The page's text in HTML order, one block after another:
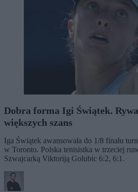
Dobra forma Igi Świątek.
większych szans
Iga Świątek awansowała do 1/8 finału
w Toronto. Polska tenisistka w trzeciej
Szwajcarką Viktoriją Golubic 6:2, 6:1.